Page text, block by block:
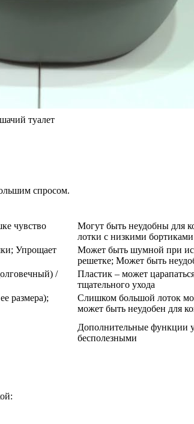
туалет
спросом.
чувство
Могут быть неудобны для
лотки с низкими бортиками
Упрощает
Может быть шумной при
решетке; Может быть
/
Пластик – может
тщательного ухода
размера);
Слишком большой лоток
может быть неудобен для
Дополнительные функции
бесполезными